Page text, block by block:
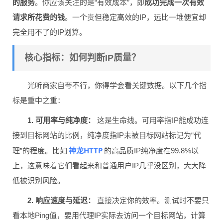
的服务。你应该关注的是“有效成本”，即成功完成一次有效
请求所花费的钱。一个贵但稳定高效的IP，远比一堆便宜却
完全用不了的IP划算。
核心指标：如何判断IP质量？
光听商家自夸不行，你得学会看关键数据。以下几个指
标是重中之重：
1. 可用率与纯净度：
这是生命线。可用率指IP能成功连
接到目标网站的比例，纯净度指IP未被目标网站标记为“代
理”的程度。比如 神龙HTTP 的高品质IP纯净度在99.8%以
上，这意味着它们看起来和普通用户IP几乎没区别，大大降
低被识别风险。
2. 响应速度与延迟：
直接决定你的效率。测试时不要只
看本地Ping值，要用代理IP实际去访问一个目标网站，计算